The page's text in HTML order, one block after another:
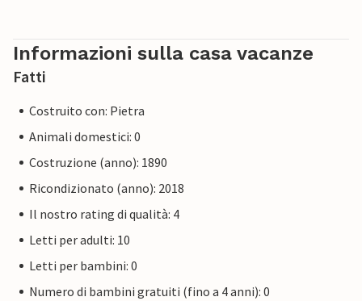
Informazioni sulla casa vacanze
Fatti
Costruito con: Pietra
Animali domestici: 0
Costruzione (anno): 1890
Ricondizionato (anno): 2018
Il nostro rating di qualità: 4
Letti per adulti: 10
Letti per bambini: 0
Numero di bambini gratuiti (fino a 4 anni): 0